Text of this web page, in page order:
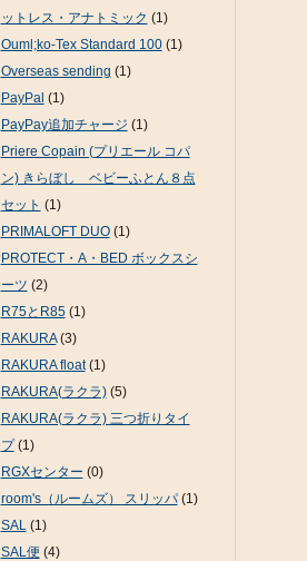
ットレス・アナトミック (1)
Ouml;ko-Tex Standard 100(1)
Overseas sending (1)
PayPal (1)
PayPay追加チャージ (1)
Priere Copain (プリエール コパ
ン) きらぼし ベビーふとん８点
セット (1)
PRIMALOFT DUO(1)
PROTECT・A・BED ボックスシ
ーツ (2)
R75とR85(1)
RAKURA(3)
RAKURA float(1)
RAKURA(ラクラ)(5)
RAKURA(ラクラ) 三つ折りタイ
プ(1)
RGXセンター (0)
room's（ルームズ） スリッパ(1)
SAL(1)
SAL便(4)